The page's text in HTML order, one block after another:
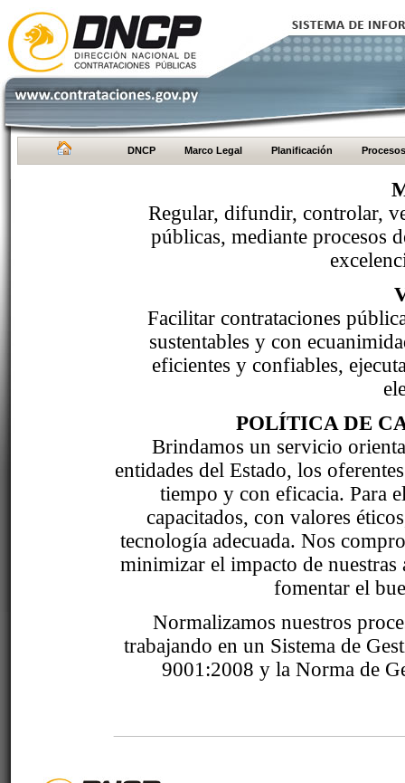
DNCP Marco Legal Planificación Procesos
Regular, difundir, controlar,
públicas, mediante procesos
Facilitar contrataciones
sustentables y con
eficientes y confiables,
POLÍTICA DE
Brindamos un servicio
entidades del Estado, los
tiempo y con eficacia. Para
capacitados, con valores
tecnología adecuada. Nos
minimizar el impacto de
fomentar el
Normalizamos nuestros
trabajando en un Sistema de
9001:2008 y la Norma de